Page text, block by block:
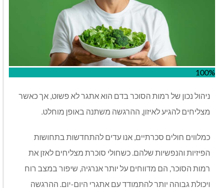
100%
ניהול נכון של רמות הסוכר בדם הוא אתגר לא פשוט, אך כאשר
מצליחים להגיע לאיזון, ההרגשה משתנה באופן מוחלט.
כמלווים חולים סכרתיים, אנו עדים להתחדשות בתחושות
הפיזיות והנפשיות שלהם. כשחולי סוכרת מצליחים לאזן את
רמות הסוכר, הם מדווחים על יותר אנרגיה, שיפור במצב רוח
ויכולת גבוהה יותר להתמודד עם אתגרי היום-יום. ההרגשה